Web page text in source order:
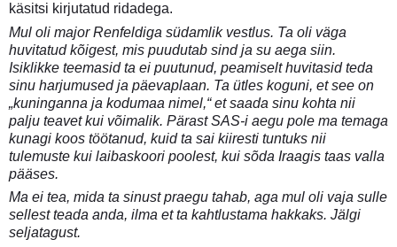
käsitsi kirjutatud ridadega.
Mul oli major Renfeldiga südamlik vestlus. Ta oli väga
huvitatud kõigest, mis puudutab sind ja su aega siin.
Isiklikke teemasid ta ei puutunud, peamiselt huvitasid teda
sinu harjumused ja päevaplaan. Ta ütles koguni, et see on
„kuninganna ja kodumaa nimel,“ et saada sinu kohta nii
palju teavet kui võimalik. Pärast SAS-i aegu pole ma temaga
kunagi koos töötanud, kuid ta sai kiiresti tuntuks nii
tulemuste kui laibaskoori poolest, kui sõda Iraagis taas valla
pääses.
Ma ei tea, mida ta sinust praegu tahab, aga mul oli vaja sulle
sellest teada anda, ilma et ta kahtlustama hakkaks. Jälgi
seljatagust.